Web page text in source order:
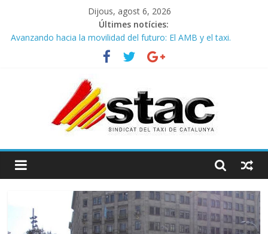
Dijous, agost 6, 2026
Últimes notícies:
Avanzando hacia la movilidad del futuro: El AMB y el taxi.
Programa de Radio TAXI LIBRE 29.07.2026 en COOLTURA FM.
STAC/ATC SOLICITAN TAULA TÈCNICA PARA MEJORAR LA
OPERATIVA DE ENTRADA EN EL PUERTO DE BARCELONA.
Programa de Radio TAXI LIBRE 22.07.2026 en COOLTURA FM.
Edición 385
COMUNICADO CONJUNTO STAC – ATC